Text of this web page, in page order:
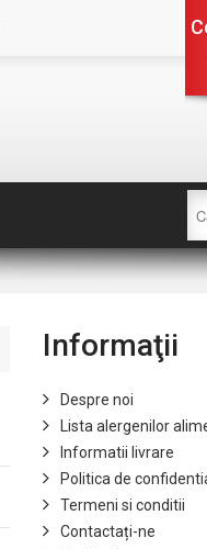
Informaţii
Despre noi
Lista alergenilor
Informatii livrare
Politica de
Termeni si conditii
Contactați-ne